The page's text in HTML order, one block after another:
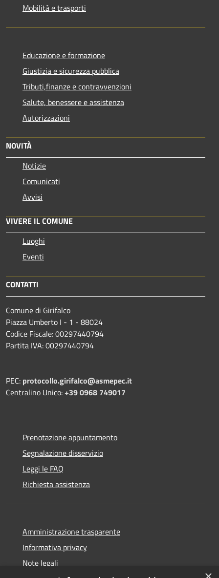
Mobilità e trasporti
Educazione e formazione
Giustizia e sicurezza pubblica
Tributi,finanze e contravvenzioni
Salute, benessere e assistenza
Autorizzazioni
NOVITÀ
Notizie
Comunicati
Avvisi
VIVERE IL COMUNE
Luoghi
Eventi
CONTATTI
Comune di Girifalco
Piazza Umberto I - 1 - 88024
Codice Fiscale: 00297440794
Partita IVA: 00297440794
PEC: protocollo.girifalco@asmepec.it
Centralino Unico:+39 0968 749017
Prenotazione appuntamento
Segnalazione disservizio
Leggi le FAQ
Richiesta assistenza
Amministrazione trasparente
Informativa privacy
Note legali